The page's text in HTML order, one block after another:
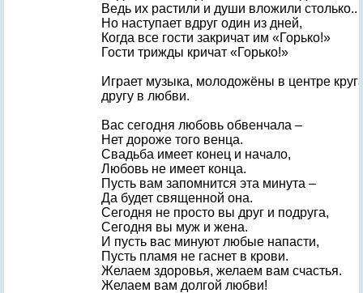
Ведь их растили и души вложили столько..
Но наступает вдруг один из дней,
Когда все гости закричат им «Горько!»
Гости трижды кричат «Горько!»
Играет музыка, молодожёны в центре
другу в любви.
Вас сегодня любовь обвенчала –
Нет дороже того венца.
Свадьба имеет конец и начало,
Любовь не имеет конца.
Пусть вам запомнится эта минута –
Да будет священной она.
Сегодня не просто вы друг и подруга,
Сегодня вы муж и жена.
И пусть вас минуют любые напасти,
Пусть пламя не гаснет в крови.
Желаем здоровья, желаем вам счастья.
Желаем вам долгой любви!